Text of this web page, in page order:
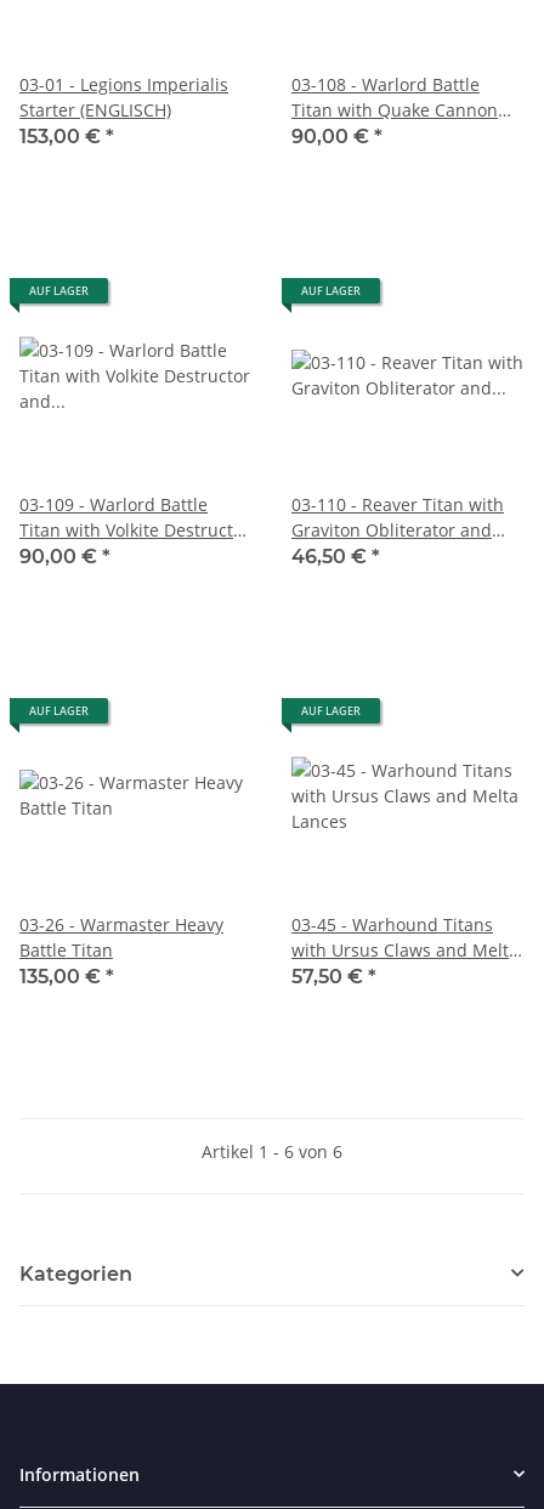
03-01 - Legions Imperialis
Starter (ENGLISCH)
153,00 € *
03-108 - Warlord Battle
Titan with Quake Cannon
and Conversion Beam
90,00 € *
AUF LAGER
03-109 - Warlord Battle
Titan with Volkite Destructor
and Macro-Gatling Blaster
90,00 € *
AUF LAGER
03-110 - Reaver Titan with
Graviton Obliterator and
Volkite Anhihilator
46,50 € *
AUF LAGER
03-26 - Warmaster Heavy
Battle Titan
135,00 € *
AUF LAGER
03-45 - Warhound Titans
with Ursus Claws and Melta
Lances
57,50 € *
Artikel 1 - 6 von 6
Kategorien
Informationen